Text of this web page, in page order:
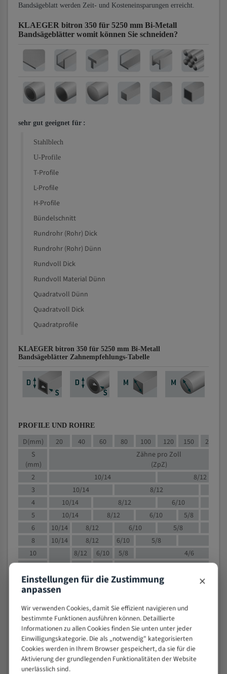
Bandsägeblatt werden Zeit- und Kosteneinsparungen erreicht.
KLAEGER bitron 350 für 5250 mm Bi-Metall
Bandsägeblätter womit können Sie schneiden?
sehr gut geeignet für :
Stahlblech
U-Profile
T-Profile
L-Profile
H-Profile
Bündelschnitt
Rundrohr (Rohr) Dick
Rundrohr (Rohr) Dünn
Rundvoll Dick
Rundvoll Material Dünn
Quadratvoll Dünn
Quadratvoll Dick
Quadratprofile
KLAEGER bitron 350 für 5250 mm Bi-Metall
Bandsägeblätter Zahnempfehlungs-Tabelle
PROFILE UND ROHRE
D(mm) 20 40 60 80 100 120 150 200
S
(mm)
Zähne pro Zoll
(ZpZ)
2
10/14
8/12
3
10/14 8/12
4
10/14 8/12 6/10
5
10/14 8/12 6/10
5/8
6
10/14 8/12 6/10
5/8
8
10/14 8/12 6/10 5/8
10
8/12 6/10 5/8
4/6
12
8/12 6/10
4/6
15
8/12 6/10
4/5
20
30
4/5
50
80
> 100
VOLLMATERIAL
Einstellungen für die Zustimmung
anpassen ×
Wir verwenden Cookies, damit Sie effizient navigieren und
bestimmte Funktionen ausführen können. Detaillierte
Informationen zu allen Cookies finden Sie unten unter jeder
Einwilligungskategorie. Die als „notwendig" kategorisierten
Cookies werden in Ihrem Browser gespeichert, da sie für die
Aktivierung der grundlegenden Funktionalitäten der Website
unerlässlich sind.